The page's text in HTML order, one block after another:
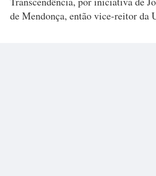
de Mendonça, então vice-reitor da